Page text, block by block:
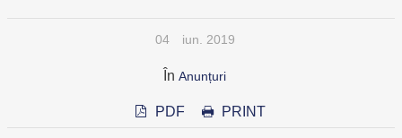
04 iun. 2019
În Anunțuri
PDF PRINT